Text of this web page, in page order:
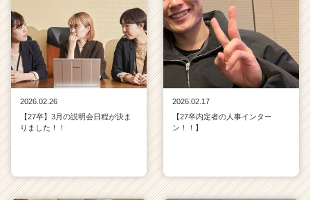
2026.02.26
【27卒】3月の説明会日程が決ま
りました！！
2026.02.17
【27卒内定者の人事インター
ン！！】